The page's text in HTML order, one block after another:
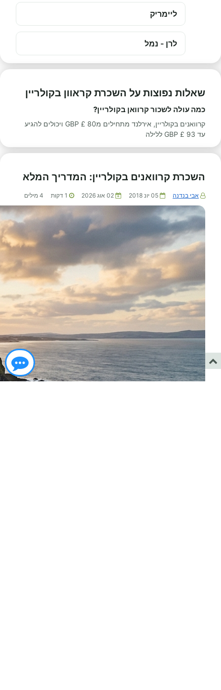
ליימריק
לרן - נמל
שאלות נפוצות על השכרת קראוון בקולריין
כמה עולה לשכור קרוואן בקולריין?
קרוואנים בקולריין, אירלנד מתחילים מ80 £ GBP ויכולים להגיע
עד 93 £ GBP ללילה
השכרת קרוואנים בקולריין: המדריך המלא
אבי בנדנה 05 יונ 2018 02 אוג 2026 1 דקות 4 מילים